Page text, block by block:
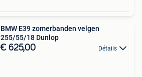
BMW E39 zomerbanden velgen
255/55/18 Dunlop
€ 625,00 Détails